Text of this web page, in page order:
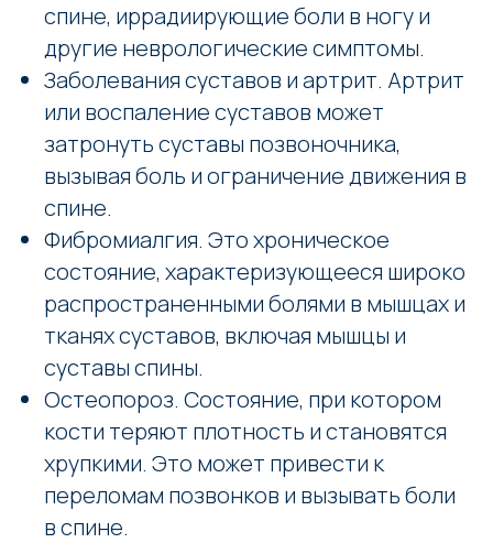
спине, иррадиирующие боли в ногу и
другие неврологические симптомы.
Заболевания суставов и артрит. Артрит
или воспаление суставов может
затронуть суставы позвоночника,
вызывая боль и ограничение движения в
спине.
Фибромиалгия. Это хроническое
состояние, характеризующееся широко
распространенными болями в мышцах и
тканях суставов, включая мышцы и
суставы спины.
Остеопороз. Состояние, при котором
кости теряют плотность и становятся
хрупкими. Это может привести к
переломам позвонков и вызывать боли
в спине.